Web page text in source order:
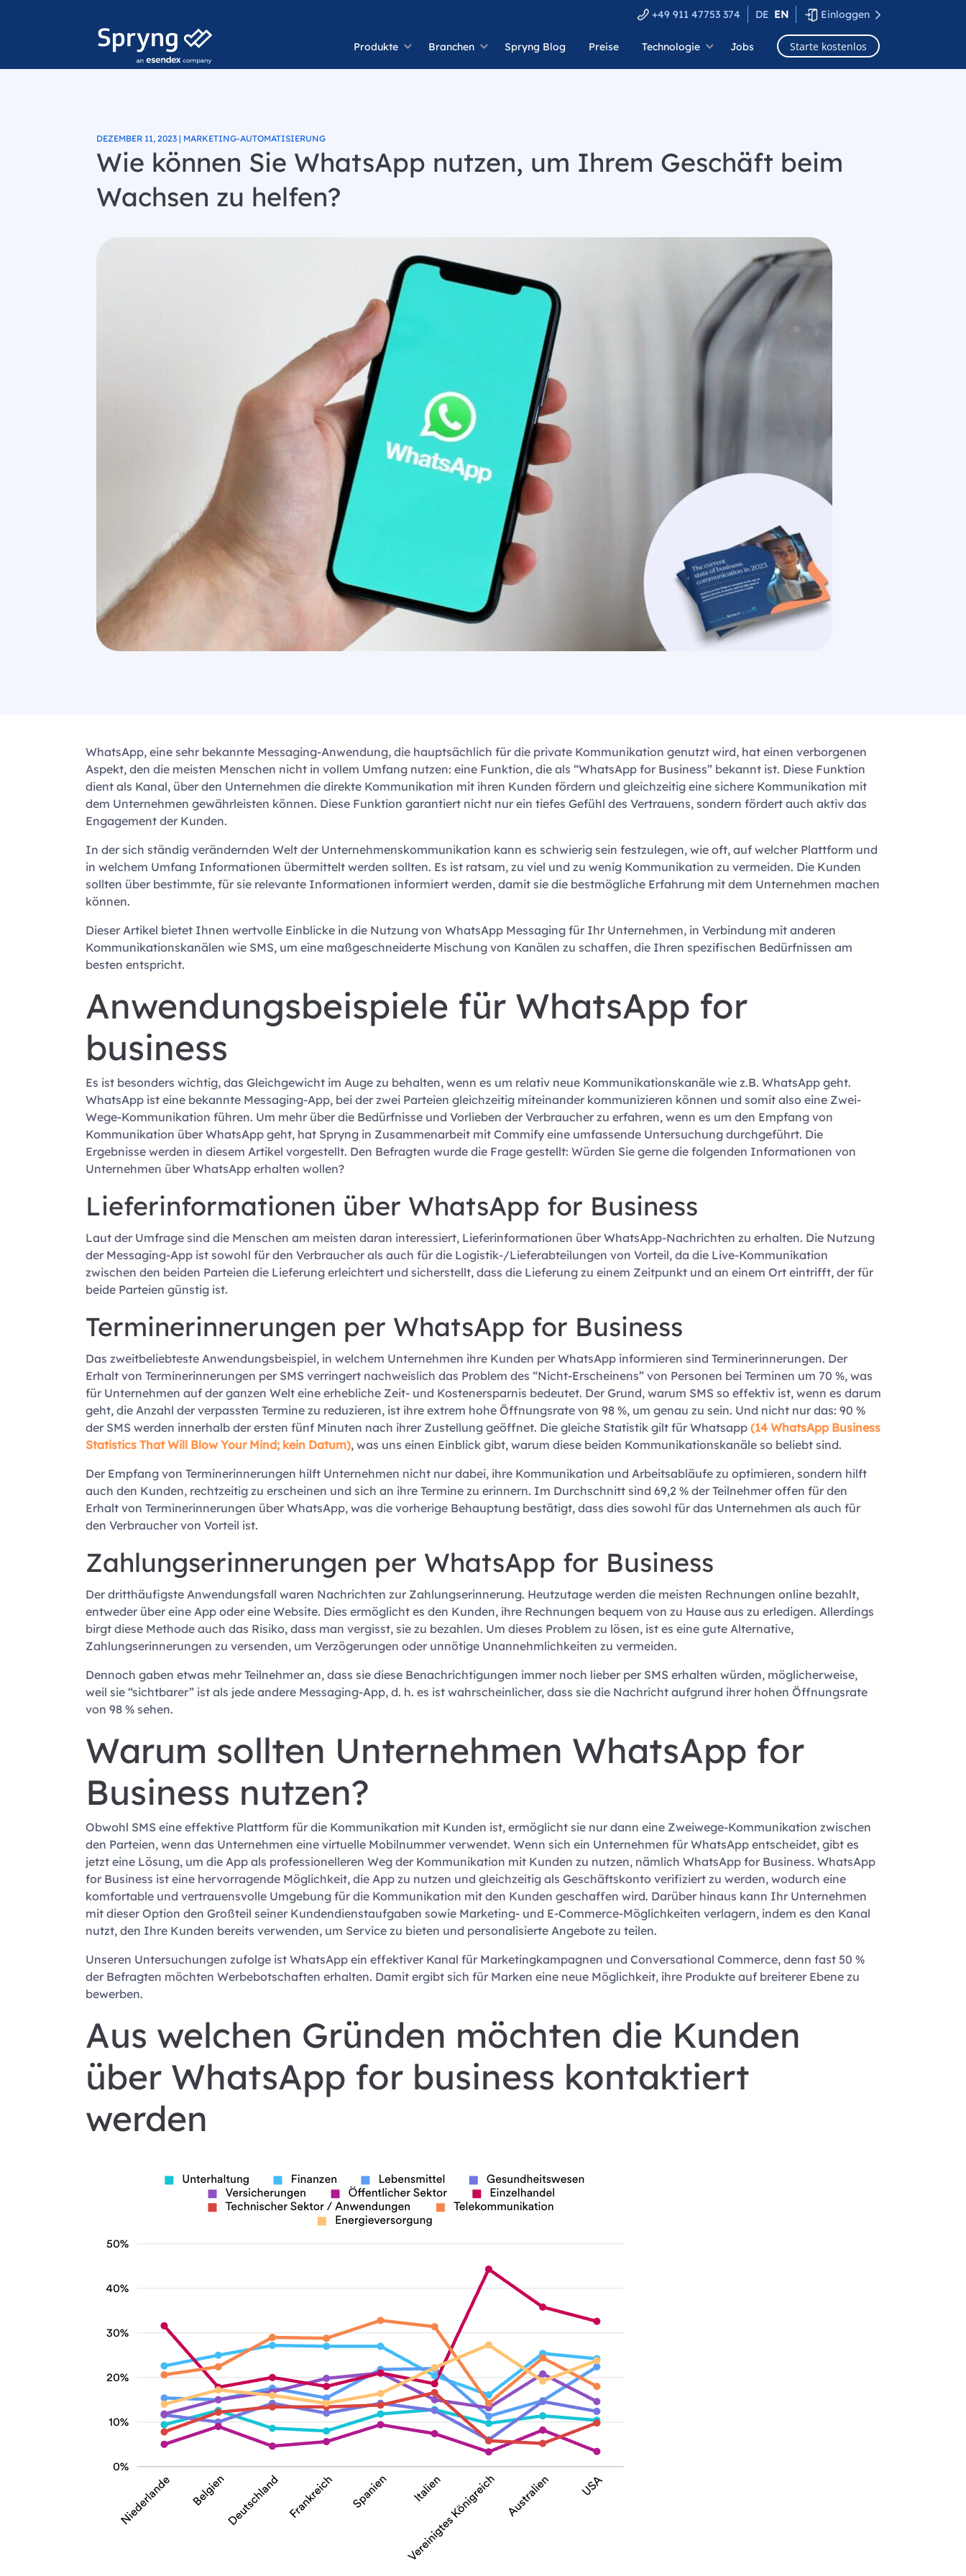
+49 911 47753 374 DE EN Einloggen
Produkte Branchen Spryng Blog Preise Technologie Jobs Starte kostenlos
DEZEMBER 11, 2023 | MARKETING-AUTOMATISIERUNG
Wie können Sie WhatsApp nutzen, um Ihrem Geschäft beim
Wachsen zu helfen?
WhatsApp, eine sehr bekannte Messaging-Anwendung, die hauptsächlich für die private Kommunikation genutzt wird, hat einen verborgenen
Aspekt, den die meisten Menschen nicht in vollem Umfang nutzen: eine Funktion, die als “WhatsApp for Business” bekannt ist. Diese Funktion
dient als Kanal, über den Unternehmen die direkte Kommunikation mit ihren Kunden fördern und gleichzeitig eine sichere Kommunikation mit
dem Unternehmen gewährleisten können. Diese Funktion garantiert nicht nur ein tiefes Gefühl des Vertrauens, sondern fördert auch aktiv das
Engagement der Kunden.
In der sich ständig verändernden Welt der Unternehmenskommunikation kann es schwierig sein festzulegen, wie oft, auf welcher Plattform und
in welchem Umfang Informationen übermittelt werden sollten. Es ist ratsam, zu viel und zu wenig Kommunikation zu vermeiden. Die Kunden
sollten über bestimmte, für sie relevante Informationen informiert werden, damit sie die bestmögliche Erfahrung mit dem Unternehmen machen
können.
Dieser Artikel bietet Ihnen wertvolle Einblicke in die Nutzung von WhatsApp Messaging für Ihr Unternehmen, in Verbindung mit anderen
Kommunikationskanälen wie SMS, um eine maßgeschneiderte Mischung von Kanälen zu schaffen, die Ihren spezifischen Bedürfnissen am
besten entspricht.
Anwendungsbeispiele für WhatsApp for
business
Es ist besonders wichtig, das Gleichgewicht im Auge zu behalten, wenn es um relativ neue Kommunikationskanäle wie z.B. WhatsApp geht.
WhatsApp ist eine bekannte Messaging-App, bei der zwei Parteien gleichzeitig miteinander kommunizieren können und somit also eine Zwei-
Wege-Kommunikation führen. Um mehr über die Bedürfnisse und Vorlieben der Verbraucher zu erfahren, wenn es um den Empfang von
Kommunikation über WhatsApp geht, hat Spryng in Zusammenarbeit mit Commify eine umfassende Untersuchung durchgeführt. Die
Ergebnisse werden in diesem Artikel vorgestellt. Den Befragten wurde die Frage gestellt: Würden Sie gerne die folgenden Informationen von
Unternehmen über WhatsApp erhalten wollen?
Lieferinformationen über WhatsApp for Business
Laut der Umfrage sind die Menschen am meisten daran interessiert, Lieferinformationen über WhatsApp-Nachrichten zu erhalten. Die Nutzung
der Messaging-App ist sowohl für den Verbraucher als auch für die Logistik-/Lieferabteilungen von Vorteil, da die Live-Kommunikation
zwischen den beiden Parteien die Lieferung erleichtert und sicherstellt, dass die Lieferung zu einem Zeitpunkt und an einem Ort eintrifft, der für
beide Parteien günstig ist.
Terminerinnerungen per WhatsApp for Business
Das zweitbeliebteste Anwendungsbeispiel, in welchem Unternehmen ihre Kunden per WhatsApp informieren sind Terminerinnerungen. Der
Erhalt von Terminerinnerungen per SMS verringert nachweislich das Problem des “Nicht-Erscheinens” von Personen bei Terminen um 70 %, was
für Unternehmen auf der ganzen Welt eine erhebliche Zeit- und Kostenersparnis bedeutet. Der Grund, warum SMS so effektiv ist, wenn es darum
geht, die Anzahl der verpassten Termine zu reduzieren, ist ihre extrem hohe Öffnungsrate von 98 %, um genau zu sein. Und nicht nur das: 90 %
der SMS werden innerhalb der ersten fünf Minuten nach ihrer Zustellung geöffnet. Die gleiche Statistik gilt für Whatsapp (14 WhatsApp Business
Statistics That Will Blow Your Mind; kein Datum), was uns einen Einblick gibt, warum diese beiden Kommunikationskanäle so beliebt sind.
Der Empfang von Terminerinnerungen hilft Unternehmen nicht nur dabei, ihre Kommunikation und Arbeitsabläufe zu optimieren, sondern hilft
auch den Kunden, rechtzeitig zu erscheinen und sich an ihre Termine zu erinnern. Im Durchschnitt sind 69,2 % der Teilnehmer offen für den
Erhalt von Terminerinnerungen über WhatsApp, was die vorherige Behauptung bestätigt, dass dies sowohl für das Unternehmen als auch für
den Verbraucher von Vorteil ist.
Zahlungserinnerungen per WhatsApp for Business
Der dritthäufigste Anwendungsfall waren Nachrichten zur Zahlungserinnerung. Heutzutage werden die meisten Rechnungen online bezahlt,
entweder über eine App oder eine Website. Dies ermöglicht es den Kunden, ihre Rechnungen bequem von zu Hause aus zu erledigen. Allerdings
birgt diese Methode auch das Risiko, dass man vergisst, sie zu bezahlen. Um dieses Problem zu lösen, ist es eine gute Alternative,
Zahlungserinnerungen zu versenden, um Verzögerungen oder unnötige Unannehmlichkeiten zu vermeiden.
Dennoch gaben etwas mehr Teilnehmer an, dass sie diese Benachrichtigungen immer noch lieber per SMS erhalten würden, möglicherweise,
weil sie “sichtbarer” ist als jede andere Messaging-App, d. h. es ist wahrscheinlicher, dass sie die Nachricht aufgrund ihrer hohen Öffnungsrate
von 98 % sehen.
Warum sollten Unternehmen WhatsApp for
Business nutzen?
Obwohl SMS eine effektive Plattform für die Kommunikation mit Kunden ist, ermöglicht sie nur dann eine Zweiwege-Kommunikation zwischen
den Parteien, wenn das Unternehmen eine virtuelle Mobilnummer verwendet. Wenn sich ein Unternehmen für WhatsApp entscheidet, gibt es
jetzt eine Lösung, um die App als professionelleren Weg der Kommunikation mit Kunden zu nutzen, nämlich WhatsApp for Business. WhatsApp
for Business ist eine hervorragende Möglichkeit, die App zu nutzen und gleichzeitig als Geschäftskonto verifiziert zu werden, wodurch eine
komfortable und vertrauensvolle Umgebung für die Kommunikation mit den Kunden geschaffen wird. Darüber hinaus kann Ihr Unternehmen
mit dieser Option den Großteil seiner Kundendienstaufgaben sowie Marketing- und E-Commerce-Möglichkeiten verlagern, indem es den Kanal
nutzt, den Ihre Kunden bereits verwenden, um Service zu bieten und personalisierte Angebote zu teilen.
Unseren Untersuchungen zufolge ist WhatsApp ein effektiver Kanal für Marketingkampagnen und Conversational Commerce, denn fast 50 %
der Befragten möchten Werbebotschaften erhalten. Damit ergibt sich für Marken eine neue Möglichkeit, ihre Produkte auf breiterer Ebene zu
bewerben.
Aus welchen Gründen möchten die Kunden
über WhatsApp for business kontaktiert
werden